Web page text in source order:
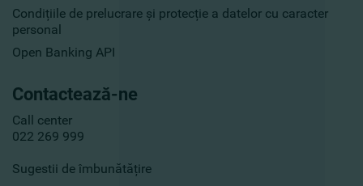
Condițiile de prelucrare și protecție a datelor cu caracter
personal
Open Banking API
Contactează-ne
Call center
022 269 999
Sugestii de îmbunătățire